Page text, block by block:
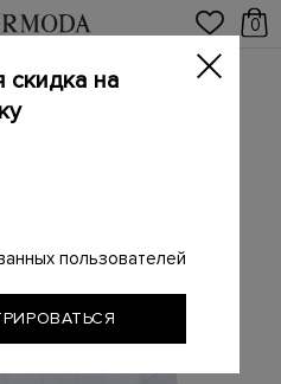
0
одежда
джерси с макро-принтом
скидка на
пользователей